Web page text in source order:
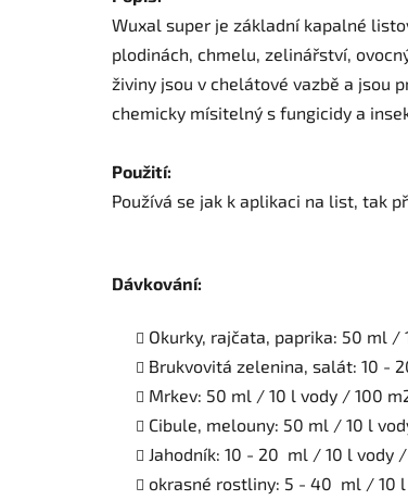
Wuxal super je základní kapalné
plodinách, chmelu, zelinářství,
živiny jsou v chelátové vazbě a jsou
chemicky mísitelný s fungicidy a
Použití:
Používá se jak k aplikaci na list, tak
Dávkování:
Okurky, rajčata, paprika: 50 ml /
Brukvovitá zelenina, salát: 10 -
Mrkev: 50 ml / 10 l vody / 100
Cibule, melouny: 50 ml / 10 l
Jahodník: 10 - 20 ml / 10 l vody
okrasné rostliny: 5 - 40 ml / 10 l